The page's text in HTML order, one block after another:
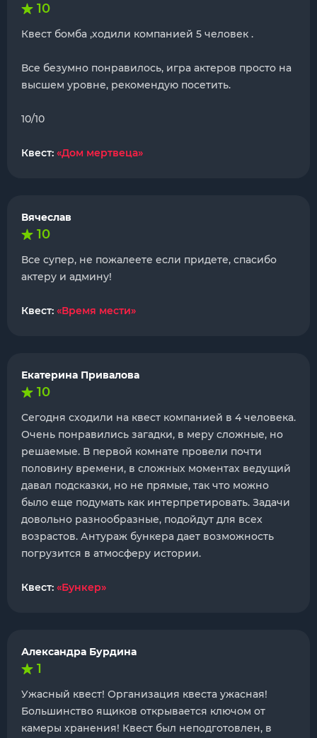
10
Квест бомба ,ходили компанией 5 человек .
Все безумно понравилось, игра актеров просто на
высшем уровне, рекомендую посетить.
10/10
Квест: «Дом мертвеца»
Вячеслав
10
Все супер, не пожалеете если придете, спасибо
актеру и админу!
Квест: «Время мести»
Екатерина Привалова
10
Сегодня сходили на квест компанией в 4 человека.
Очень понравились загадки, в меру сложные, но
решаемые. В первой комнате провели почти
половину времени, в сложных моментах ведущий
давал подсказки, но не прямые, так что можно
было еще подумать как интерпретировать. Задачи
довольно разнообразные, подойдут для всех
возрастов. Антураж бункера дает возможность
погрузится в атмосферу истории.
Квест: «Бункер»
Александра Бурдина
1
Ужасный квест! Организация квеста ужасная!
Большинство ящиков открывается ключом от
камеры хранения! Квест был неподготовлен, в